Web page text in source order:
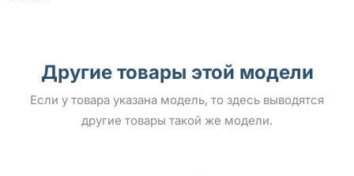
Другие товары этой модели
Если у товара указана модель, то здесь выводятся
другие товары такой же модели.